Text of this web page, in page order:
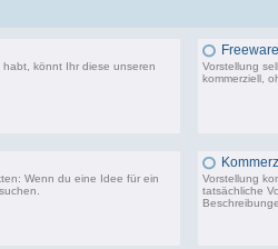
könnt Ihr diese unseren
Vorstellung
kommerziell,
Wenn du eine Idee für ein
Vorstellung
tatsächliche